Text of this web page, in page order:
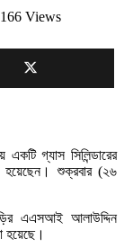
166 Views
একটি গ্যাস সিলিন্ডারের
হয়েছেন। শুক্রবার (২৬
এএসআই আলাউদ্দিন
হয়েছে।